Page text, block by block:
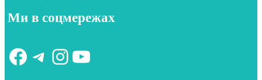
Ми в соцмережах
Facebook
Telegram
Instagram
YouTube